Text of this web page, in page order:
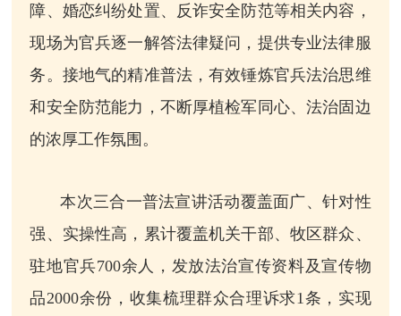
障、婚恋纠纷处置、反诈安全防范等相关内容，
现场为官兵逐一解答法律疑问，提供专业法律服
务。接地气的精准普法，有效锤炼官兵法治思维
和安全防范能力，不断厚植检军同心、法治固边
的浓厚工作氛围。
本次三合一普法宣讲活动覆盖面广、针对性
强、实操性高，累计覆盖机关干部、牧区群众、
驻地官兵700余人，发放法治宣传资料及宣传物
品2000余份，收集梳理群众合理诉求1条，实现